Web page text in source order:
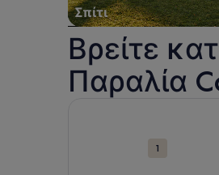
Σπίτι
Βρείτε
Παραλία
1